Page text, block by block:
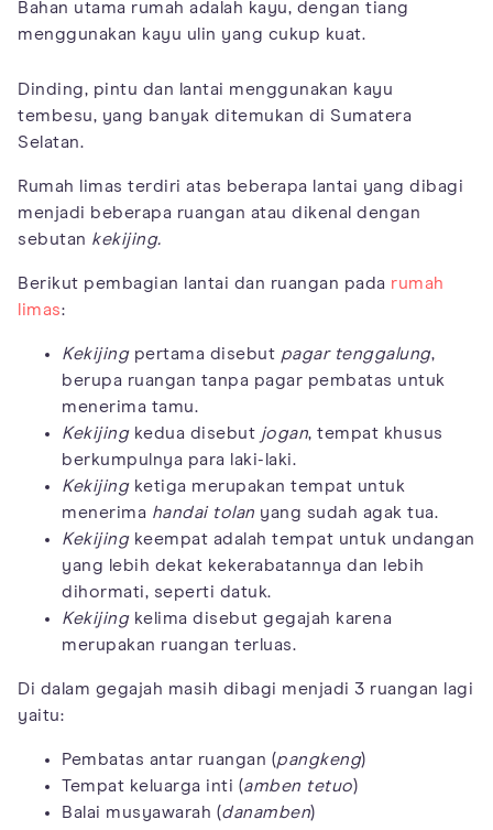
Bahan utama rumah adalah kayu, dengan tiang
menggunakan kayu ulin yang cukup kuat.
Dinding, pintu dan lantai menggunakan kayu
tembesu, yang banyak ditemukan di Sumatera
Selatan.
Rumah limas terdiri atas beberapa lantai yang dibagi
menjadi beberapa ruangan atau dikenal dengan
sebutan kekijing.
Berikut pembagian lantai dan ruangan pada rumah
limas:
Kekijingpertama disebut pagar tenggalung,
berupa ruangan tanpa pagar pembatas untuk
menerima tamu.
Kekijingkedua disebut jogan, tempat khusus
berkumpulnya para laki-laki.
Kekijingketiga merupakan tempat untuk
menerima handai tolan yang sudah agak tua.
Kekijingkeempat adalah tempat untuk undangan
yang lebih dekat kekerabatannya dan lebih
dihormati, seperti datuk.
Kekijingkelima disebut gegajah karena
merupakan ruangan terluas.
Di dalam gegajah masih dibagi menjadi 3 ruangan lagi
yaitu:
Pembatas antar ruangan (pangkeng)
Tempat keluarga inti (amben tetuo)
Balai musyawarah (danamben)